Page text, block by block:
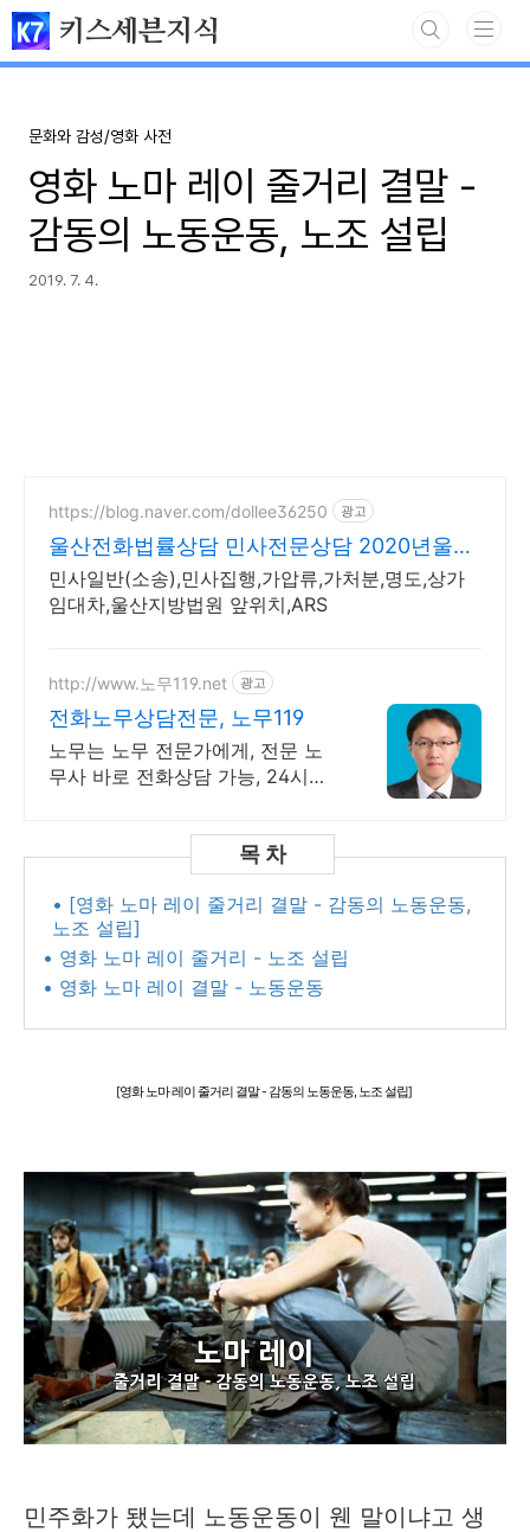
본문 바로가기
키스세븐지식
문화와 감성/영화 사전
영화 노마 레이 줄거리 결말 -
감동의 노동운동, 노조 설립
2019. 7. 4.
https://blog.naver.com/dollee36250 광고
울산전화법률상담 민사전문상담 2020년울산
반천산업단지승소
민사일반(소송),민사집행,가압류,가처분,명도,상가
임대차,울산지방법원 앞위치,ARS
http://www.노무119.net 광고
전화노무상담전문, 노무119
노무는 노무 전문가에게, 전문 노
무사 바로 전화상담 가능, 24시간
• [영화 노마 레이 줄거리 결말 - 감동의 노동운동,
노조 설립]
• 영화 노마 레이 줄거리 - 노조 설립
• 영화 노마 레이 결말 - 노동운동
[영화 노마 레이 줄거리 결말 - 감동의 노동운동, 노조 설립]
민주화가 됐는데 노동운동이 웬 말이냐고 생